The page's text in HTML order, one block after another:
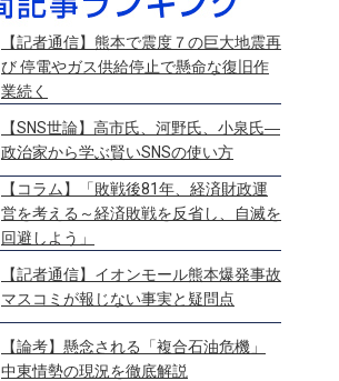
【記者通信】熊本で震度７の巨大地震再
び 停電やガス供給停止で懸命な復旧作
業続く
【SNS世論】高市氏、河野氏、小泉氏―
政治家から学ぶ賢いSNSの使い方
【コラム】「敗戦後81年、経済財政運
営を考える～経済敗戦を反省し、自滅を
回避しよう」
【記者通信】イオンモール熊本爆発事故
マスコミが報じない事実と疑問点
【論考】懸念される「複合石油危機」
中東情勢の現況を徹底解説